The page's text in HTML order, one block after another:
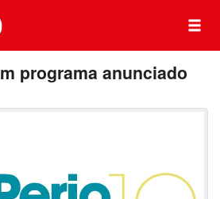
programa anunciado